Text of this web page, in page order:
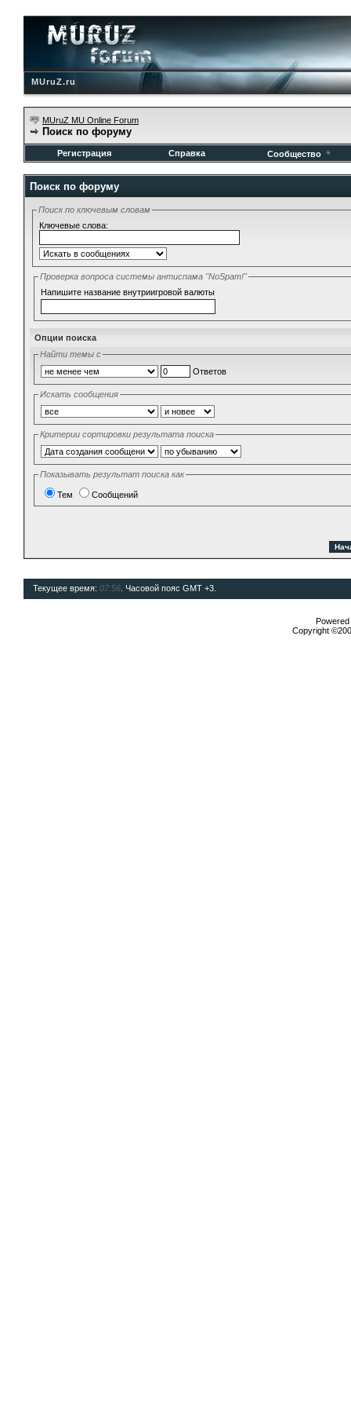
MUruZ.ru
MUruZ MU Online Forum
Поиск по форуму
Регистрация Справка Сообщество
Поиск по форуму
Поиск по ключевым словам
Ключевые слова:
Проверка вопроса системы антиспама "NoSpam!"
Напишите название внутриигровой валюты
Опции поиска
Найти темы с
Ответов
Искать сообщения
Критерии сортировки результата поиска
Показывать результат поиска как
Тем Сообщений
Текущее время: 07:56 . Часовой пояс GMT +3.
Copyright